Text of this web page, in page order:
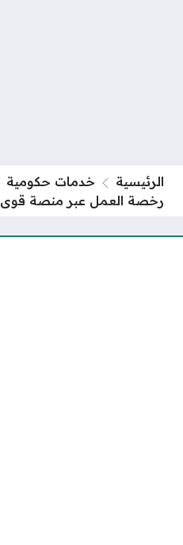
الرئيسية خدمات حكومية
رخصة العمل عبر منصة قوى